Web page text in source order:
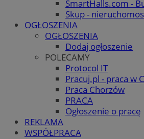
SmartHalls.com -
Skup -
OGŁOSZENIA
OGŁOSZENIA
Dodaj ogłoszenie
POLECAMY
Protocol IT
Pracuj.pl - praca w
Praca Chorzów
PRACA
Ogłoszenie o pracę
REKLAMA
WSPÓŁPRACA